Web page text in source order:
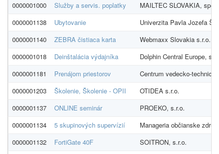
0000001000
Služby a servis. poplatky
MAILTEC SLOVAKIA, spol
0000001138
Ubytovanie
Univerzita Pavla Jozefa
0000001140
ZEBRA čistiaca karta
Webmaxx Slovakia s.r.o.
0000001018
Deinštalácia výdajníka
Dolphin Central Europe,
0000001181
Prenájom priestorov
Centrum vedecko-
0000001203
Školenie, Školenie - OPII
OTIDEA s.r.o.
0000001137
ONLINE seminár
PROEKO, s.r.o.
0000001134
5 skupinových supervízií
Manageria občianske
0000001132
FortiGate 40F
SOITRON, s.r.o.